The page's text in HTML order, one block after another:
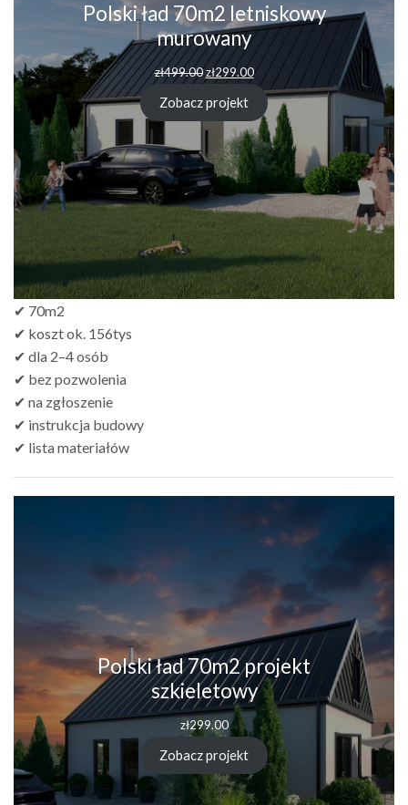
Polski ład 70m2 letniskowy
murowany
zł499.00 zł299.00
Zobacz projekt
✔ 70m2
✔ koszt ok. 156tys
✔ dla 2–4 osób
✔ bez pozwolenia
✔ na zgłoszenie
✔ instrukcja budowy
✔ lista materiałów
Polski ład 70m2 projekt
szkieletowy
zł299.00
Zobacz projekt